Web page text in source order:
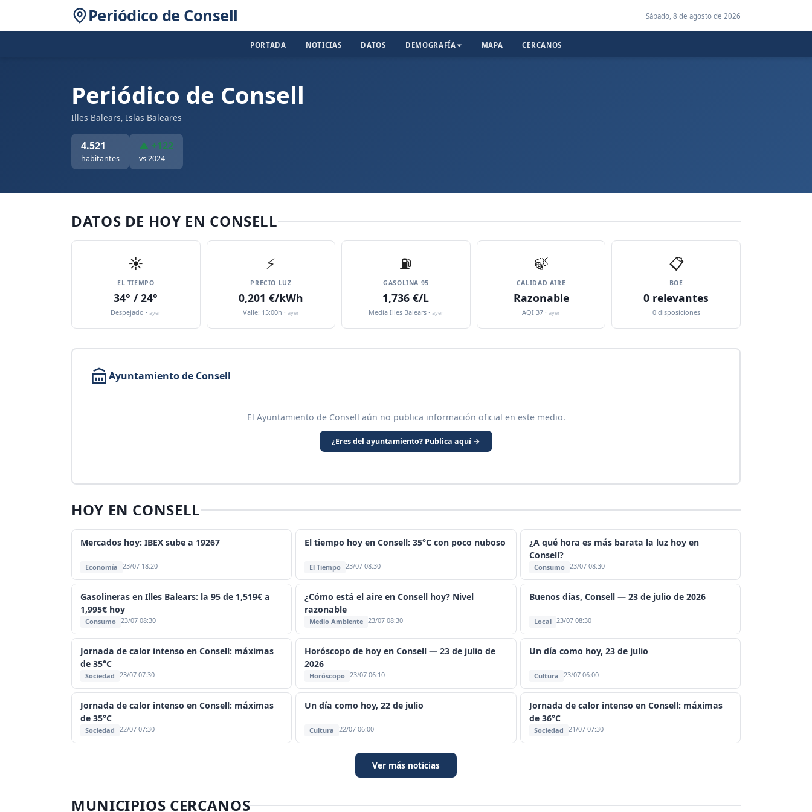
Periódico de Consell Sábado, 8 de agosto de 2026
PORTADA NOTICIAS DATOS DEMOGRAFÍA MAPA CERCANOS
Periódico de Consell
Illes Balears, Islas Baleares
4.521
habitantes
▲ +122
vs 2024
DATOS DE HOY EN CONSELL
☀️
EL TIEMPO
34° / 24°
Despejado ·ayer
⚡
PRECIO LUZ
0,201 €/kWh
Valle: 15:00h · ayer
⛽️
GASOLINA 95
1,736 €/L
Media Illes Balears · ayer
🍃
CALIDAD AIRE
Razonable
AQI 37 ·ayer
📋
BOE
0 relevantes
0 disposiciones
Ayuntamiento de Consell
El Ayuntamiento de Consell aún no publica información oficial en este medio.
¿Eres del ayuntamiento? Publica aquí →
HOY EN CONSELL
Mercados hoy: IBEX sube a 19267
Economía 23/07 18:20
El tiempo hoy en Consell: 35°C con poco nuboso
El Tiempo 23/07 08:30
¿A qué hora es más barata la luz hoy en
Consell?
Consumo 23/07 08:30
Gasolineras en Illes Balears: la 95 de 1,519€ a
1,995€ hoy
Consumo 23/07 08:30
¿Cómo está el aire en Consell hoy? Nivel
razonable
Medio Ambiente 23/07 08:30
Buenos días, Consell — 23 de julio de 2026
Local 23/07 08:30
Jornada de calor intenso en Consell: máximas
de 35°C
Sociedad 23/07 07:30
Horóscopo de hoy en Consell — 23 de julio de
2026
Horóscopo 23/07 06:10
Un día como hoy, 23 de julio
Cultura 23/07 06:00
Jornada de calor intenso en Consell: máximas
de 35°C
Sociedad 22/07 07:30
Un día como hoy, 22 de julio
Cultura 22/07 06:00
Jornada de calor intenso en Consell: máximas
de 36°C
Sociedad 21/07 07:30
Ver más noticias
MUNICIPIOS CERCANOS